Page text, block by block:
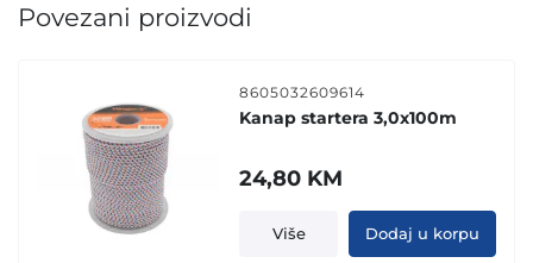
Povezani proizvodi
8605032609614
Kanap startera 3,0x100m
24,80 KM
Više Dodaj u korpu